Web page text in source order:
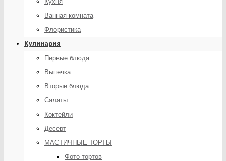
Ванная комната
Флористика
Кулинария
Первые блюда
Выпечка
Вторые блюда
Салаты
Коктейли
Десерт
МАСТИЧНЫЕ ТОРТЫ
Фото тортов